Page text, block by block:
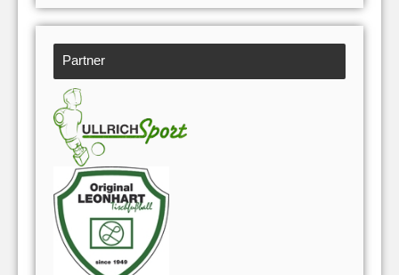
Partner